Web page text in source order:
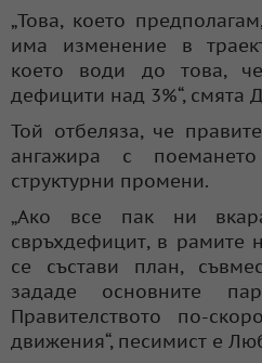
„Това, което
има изменение в
което води до това,
дефицити над 3%“, смята
Той отбеляза, че
ангажира с
структурни промени.
„Ако все пак ни
свръхдефицит, в рамите
се състави план,
зададе основните
Правителството по-
движения“, песимист е